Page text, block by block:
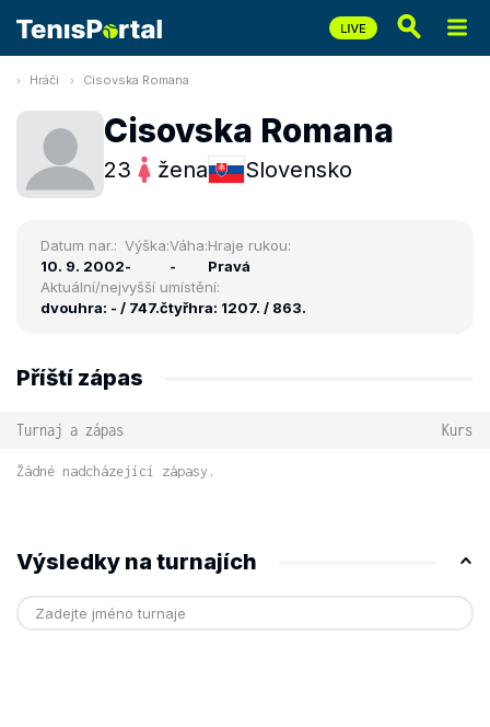
Hráči Cisovska Romana
Cisovska Romana
23 žena Slovensko
Datum nar.:
10. 9. 2002
Výška:
-
Váha:
-
Hraje rukou:
Pravá
Aktuální/nejvyšší umístění:
dvouhra: - / 747.čtyřhra: 1207. / 863.
Příští zápas
Turnaj a zápas Kurs
Žádné nadcházející zápasy.
Výsledky na turnajích